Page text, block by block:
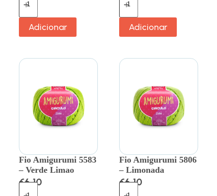
Adicionar Adicionar
Fio Amigurumi 5583
– Verde Limao
€6.10
Fio Amigurumi 5806
– Limonada
€6.10